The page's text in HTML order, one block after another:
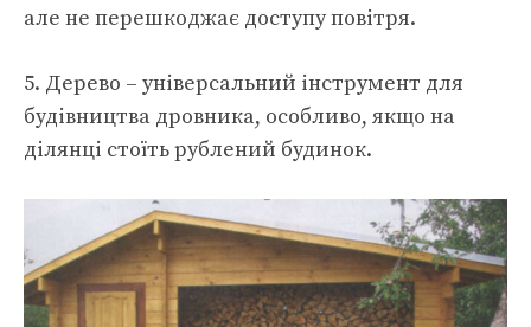
але не перешкоджає доступу повітря.
5. Дерево – універсальний інструмент для
будівництва дровника, особливо, якщо на
ділянці стоїть рублений будинок.